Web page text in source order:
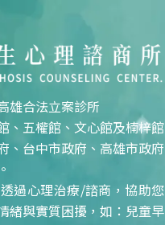
雄合法立案診所
、五權館、文心館及楠梓館
、台中市政府、高雄市政府
過心理治療/諮商，協助您
緒與實質困擾，如：兒童早